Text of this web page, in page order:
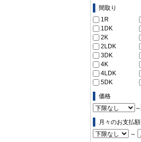
間取り
1R
1DK
2K
2LDK
3DK
4K
4LDK
5DK
価格
～
月々のお支払額
～